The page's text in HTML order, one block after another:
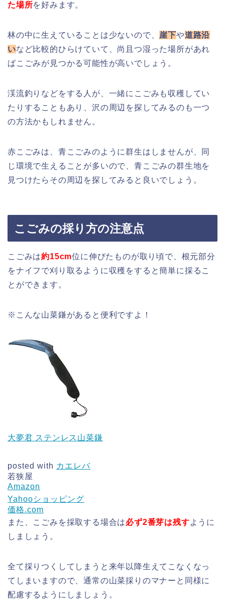
た場所を好みます。
林の中に生えていることは少ないので、 崖下や道路沿
いなど比較的ひらけていて、尚且つ湿った場所があれ
ばこごみが見つかる可能性が高いでしょう。
渓流釣りなどをする人が、一緒にこごみも収穫してい
たりすることもあり、沢の周辺を探してみるのも一つ
の方法かもしれません。
赤こごみは、青こごみのように群生はしませんが、同
じ環境で生えることが多いので、青こごみの群生地を
見つけたらその周辺を探してみると良いでしょう。
こごみの採り方の注意点
こごみは約15cm位に伸びたものが取り頃で、根元部分
をナイフで刈り取るように収穫をすると簡単に採るこ
とができます。
※こんな山菜鎌があると便利ですよ！
大夢君 ステンレス山菜鎌
posted with カエレバ
若狭屋
Amazon
Yahooショッピング
価格.com
また、こごみを採取する場合は必ず2番芽は残すように
しましょう。
全て採りつくしてしまうと来年以降生えてこなくなっ
てしまいますので、通常の山菜採りのマナーと同様に
配慮するようにしましょう。